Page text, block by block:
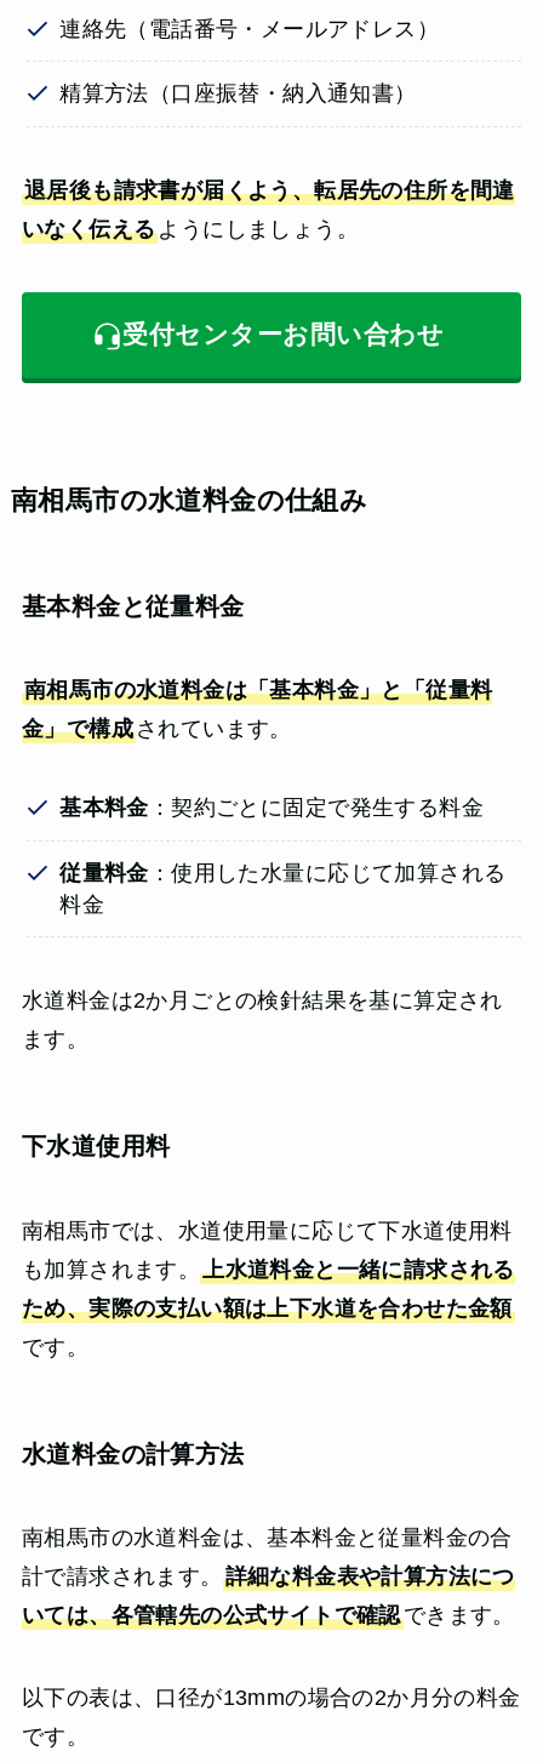
連絡先（電話番号・メールアドレス）
精算方法（口座振替・納入通知書）
退居後も請求書が届くよう、転居先の住所を間違
いなく伝えるようにしましょう。
受付センターお問い合わせ
南相馬市の水道料金の仕組み
基本料金と従量料金
南相馬市の水道料金は「基本料金」と「従量料
金」で構成されています。
基本料金 ：契約ごとに固定で発生する料金
従量料金 ：使用した水量に応じて加算される
料金
水道料金は2か月ごとの検針結果を基に算定され
ます。
下水道使用料
南相馬市では、水道使用量に応じて下水道使用料
も加算されます。上水道料金と一緒に請求される
ため、実際の支払い額は上下水道を合わせた金額
です。
水道料金の計算方法
南相馬市の水道料金は、基本料金と従量料金の合
計で請求されます。 詳細な料金表や計算方法につ
いては、各管轄先の公式サイトで確認できます。
以下の表は、口径が13mmの場合の2か月分の料金
です。